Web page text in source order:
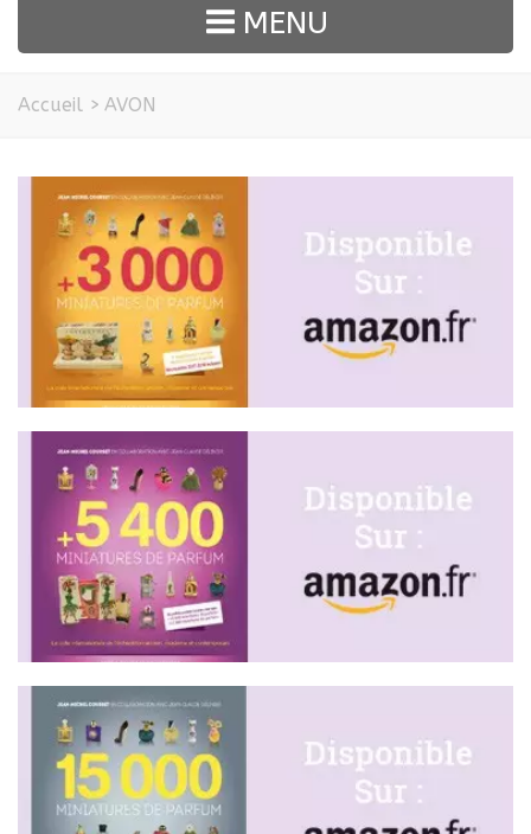
MENU
Accueil > AVON